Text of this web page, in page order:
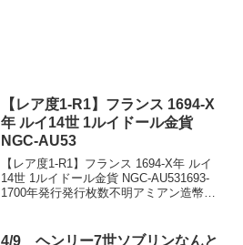
【レア度1-R1】フランス 1694-X
年 ルイ14世 1ルイドール金貨
NGC-AU53
【レア度1-R1】フランス 1694-X年 ルイ
14世 1ルイドール金貨 NGC-AU531693-
1700年発行発行枚数不明アミアン造幣局
リ品位：91....
4/9 ヘンリー7世ソブリンなんと